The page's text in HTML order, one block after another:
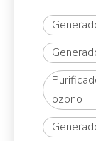
ozono